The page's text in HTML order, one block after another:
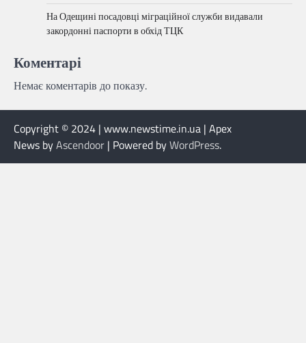
На Одещині посадовці міграційної служби видавали
закордонні паспорти в обхід ТЦК
Коментарі
Немає коментарів до показу.
Copyright © 2024 | www.newstime.in.ua | Apex
News byAscendoor | Powered byWordPress.